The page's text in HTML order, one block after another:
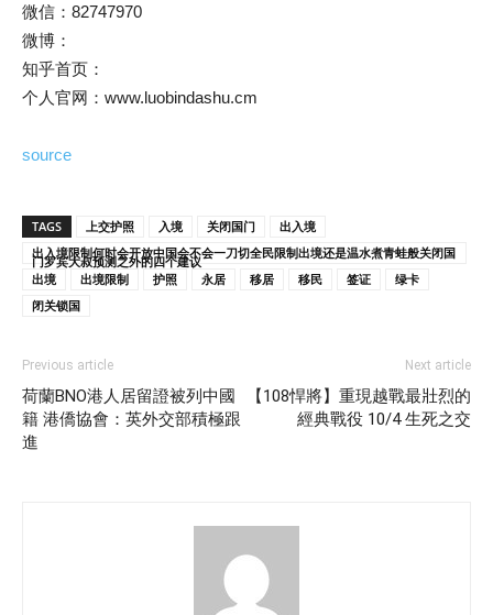
微信：82747970
微博：
知乎首页：
个人官网：www.luobindashu.cm
source
TAGS 上交护照 入境 关闭国门
出入境
出入境限制何时会开放中国会不会一刀切全民限制出境还是温水煮青蛙般关闭国
门罗宾大叔预测之外的四个建议
出境
出境限制 护照 永居 移居 移民 签证
绿卡
闭关锁国
Previous article
荷蘭BNO港人居留證被列中國
籍 港僑協會：英外交部積極跟
進
Next article
【108悍將】重現越戰最壯烈的
經典戰役 10/4 生死之交